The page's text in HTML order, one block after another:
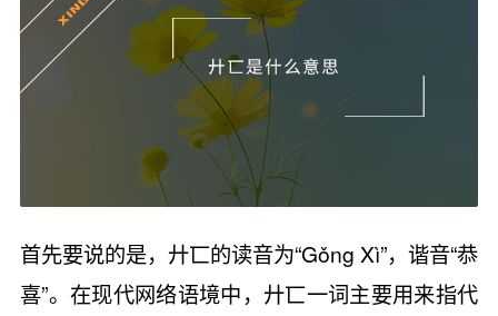
首先要说的是，廾匸的读音为“Gǒng Xì”，谐音“恭
喜”。在现代网络语境中，廾匸一词主要用来指代